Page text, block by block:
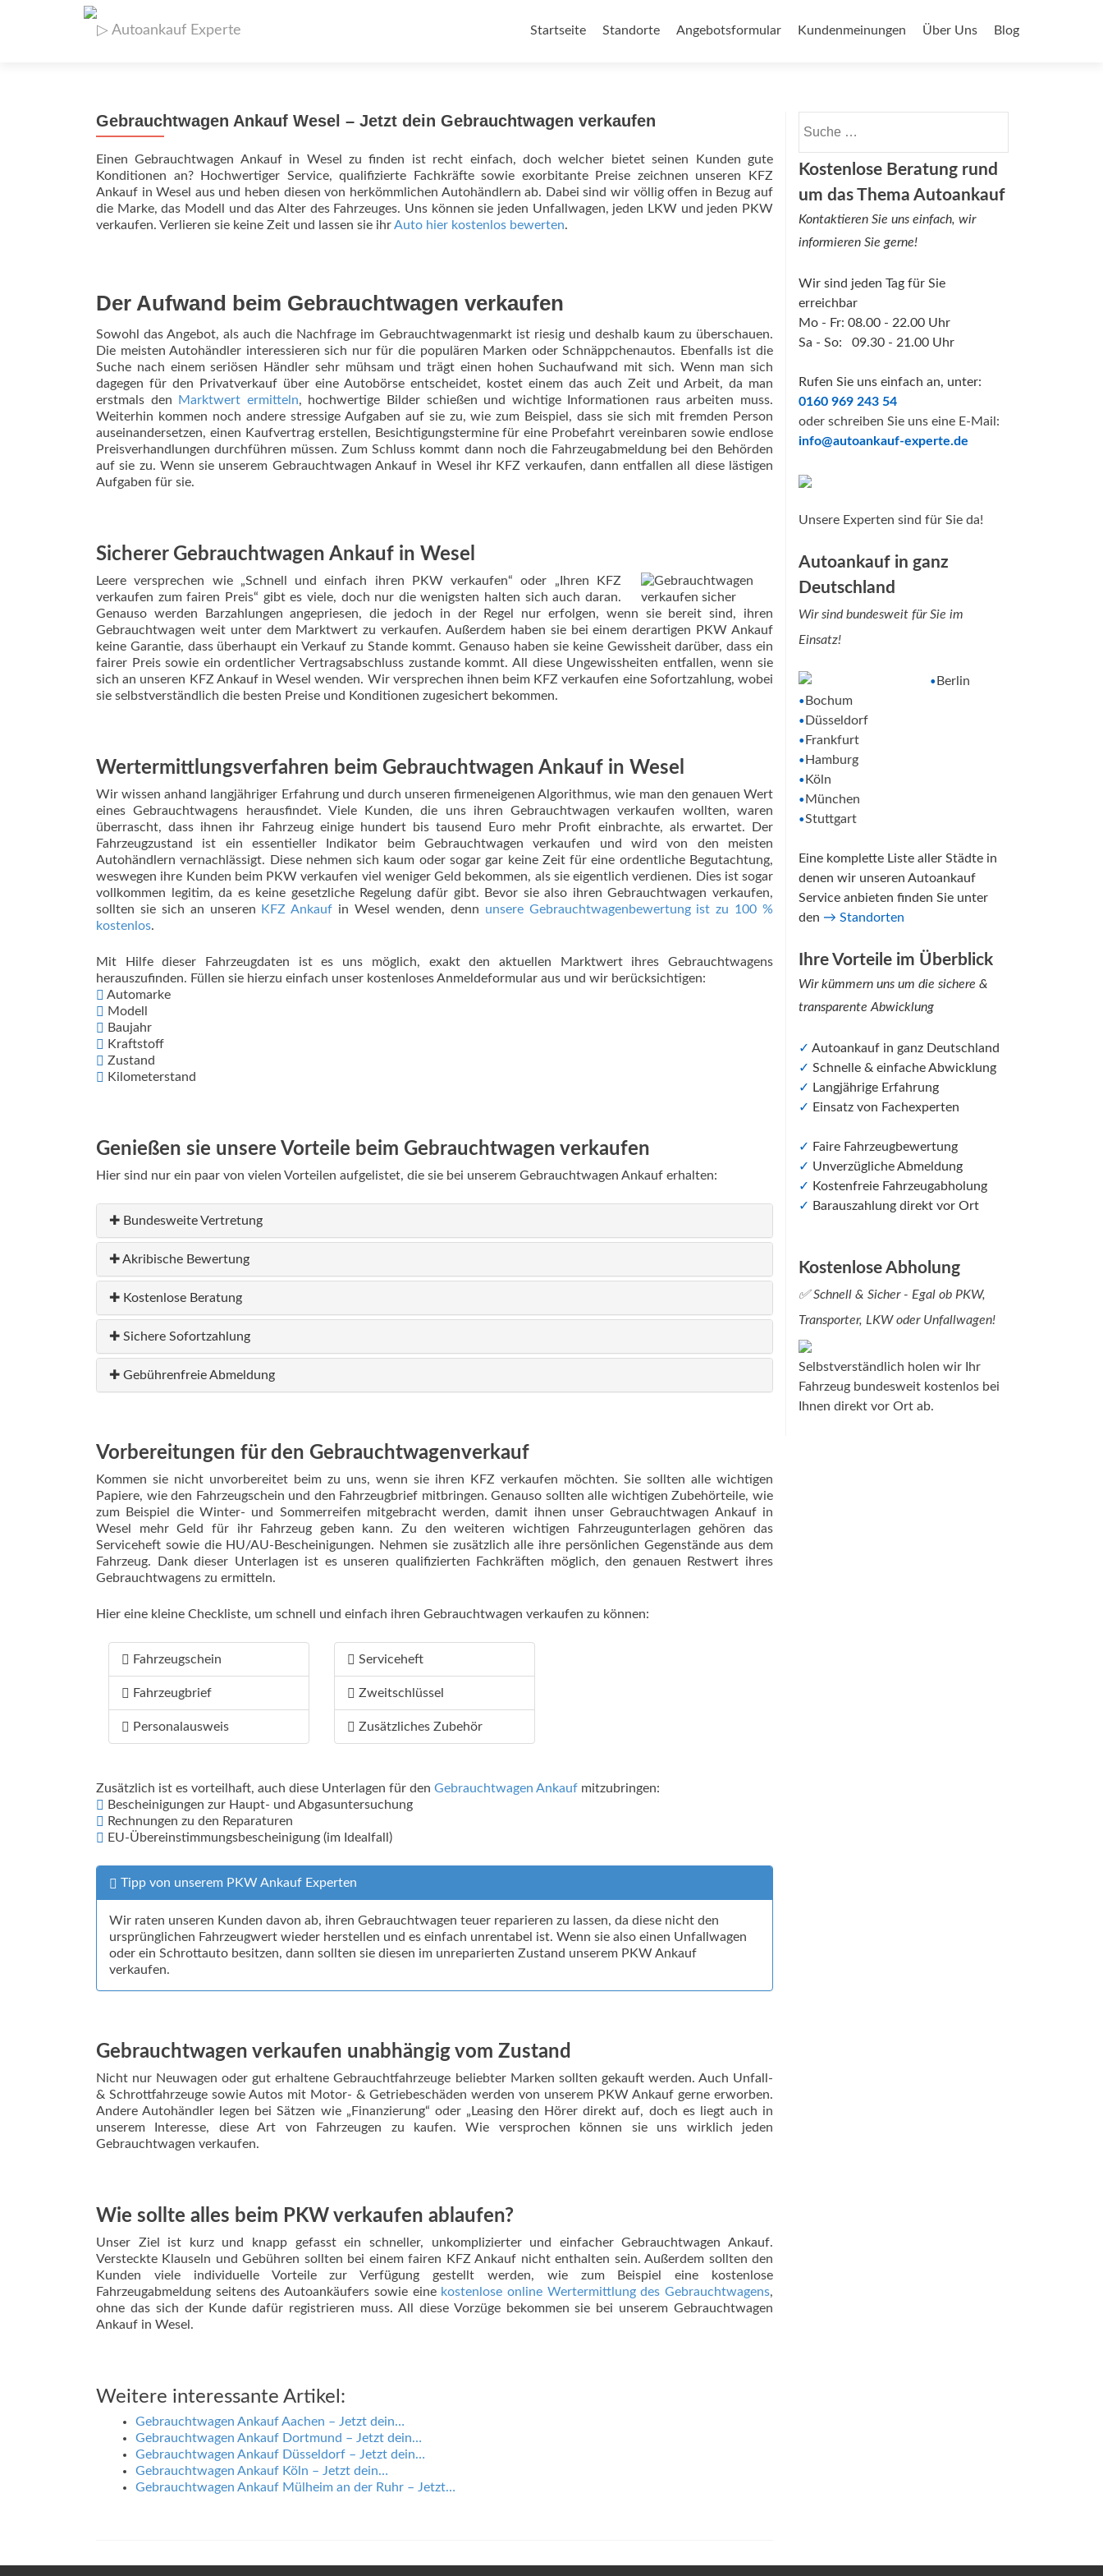
Startseite
Standorte Angebotsformular Kundenmeinungen Über Uns Blog
Gebrauchtwagen Ankauf Wesel – Jetzt dein Gebrauchtwagen verkaufen
Einen Gebrauchtwagen Ankauf in Wesel zu finden ist recht einfach, doch welcher bietet seinen Kunden gute
Konditionen an? Hochwertiger Service, qualifizierte Fachkräfte sowie exorbitante Preise zeichnen unseren KFZ
Ankauf in Wesel aus und heben diesen von herkömmlichen Autohändlern ab. Dabei sind wir völlig offen in Bezug auf
die Marke, das Modell und das Alter des Fahrzeuges. Uns können sie jeden Unfallwagen, jeden LKW und jeden PKW
verkaufen. Verlieren sie keine Zeit und lassen sie ihrAuto hier kostenlos bewerten.
Der Aufwand beim Gebrauchtwagen verkaufen
Sowohl das Angebot, als auch die Nachfrage im Gebrauchtwagenmarkt ist riesig und deshalb kaum zu überschauen.
Die meisten Autohändler interessieren sich nur für die populären Marken oder Schnäppchenautos. Ebenfalls ist die
Suche nach einem seriösen Händler sehr mühsam und trägt einen hohen Suchaufwand mit sich. Wenn man sich
dagegen für den Privatverkauf über eine Autobörse entscheidet, kostet einem das auch Zeit und Arbeit, da man
erstmals den
Marktwert ermitteln, hochwertige Bilder schießen und wichtige Informationen raus arbeiten muss.
Weiterhin kommen noch andere stressige Aufgaben auf sie zu, wie zum Beispiel, dass sie sich mit fremden Person
auseinandersetzen, einen Kaufvertrag erstellen, Besichtigungstermine für eine Probefahrt vereinbaren sowie endlose
Preisverhandlungen durchführen müssen. Zum Schluss kommt dann noch die Fahrzeugabmeldung bei den Behörden
auf sie zu. Wenn sie unserem Gebrauchtwagen Ankauf in Wesel ihr KFZ verkaufen, dann entfallen all diese lästigen
Aufgaben für sie.
Sicherer Gebrauchtwagen Ankauf in Wesel
Leere versprechen wie „Schnell und einfach ihren PKW verkaufen“ oder „Ihren KFZ
verkaufen zum fairen Preis“ gibt es viele, doch nur die wenigsten halten sich auch daran.
Genauso werden Barzahlungen angepriesen, die jedoch in der Regel nur erfolgen, wenn sie bereit sind, ihren
Gebrauchtwagen weit unter dem Marktwert zu verkaufen. Außerdem haben sie bei einem derartigen PKW Ankauf
keine Garantie, dass überhaupt ein Verkauf zu Stande kommt. Genauso haben sie keine Gewissheit darüber, dass ein
fairer Preis sowie ein ordentlicher Vertragsabschluss zustande kommt. All diese Ungewissheiten entfallen, wenn sie
sich an unseren KFZ Ankauf in Wesel wenden. Wir versprechen ihnen beim KFZ verkaufen eine Sofortzahlung, wobei
sie selbstverständlich die besten Preise und Konditionen zugesichert bekommen.
Wertermittlungsverfahren beim Gebrauchtwagen Ankauf in Wesel
Wir wissen anhand langjähriger Erfahrung und durch unseren firmeneigenen Algorithmus, wie man den genauen Wert
eines Gebrauchtwagens herausfindet. Viele Kunden, die uns ihren Gebrauchtwagen verkaufen wollten, waren
überrascht, dass ihnen ihr Fahrzeug einige hundert bis tausend Euro mehr Profit einbrachte, als erwartet. Der
Fahrzeugzustand ist ein essentieller Indikator beim Gebrauchtwagen verkaufen und wird von den meisten
Autohändlern vernachlässigt. Diese nehmen sich kaum oder sogar gar keine Zeit für eine ordentliche Begutachtung,
weswegen ihre Kunden beim PKW verkaufen viel weniger Geld bekommen, als sie eigentlich verdienen. Dies ist sogar
vollkommen legitim, da es keine gesetzliche Regelung dafür gibt. Bevor sie also ihren Gebrauchtwagen verkaufen,
sollten sie sich an unseren
KFZ Ankauf in Wesel wenden, denn unsere Gebrauchtwagenbewertung ist zu 100 %
kostenlos.
Mit Hilfe dieser Fahrzeugdaten ist es uns möglich, exakt den aktuellen Marktwert ihres Gebrauchtwagens
herauszufinden. Füllen sie hierzu einfach unser kostenloses Anmeldeformular aus und wir berücksichtigen:
Automarke
Modell
Baujahr
Kraftstoff
Zustand
Kilometerstand
Genießen sie unsere Vorteile beim Gebrauchtwagen verkaufen
Hier sind nur ein paar von vielen Vorteilen aufgelistet, die sie bei unserem Gebrauchtwagen Ankauf erhalten:
✚ Bundesweite Vertretung
✚ Akribische Bewertung
✚ Kostenlose Beratung
✚ Sichere Sofortzahlung
✚ Gebührenfreie Abmeldung
Vorbereitungen für den Gebrauchtwagenverkauf
Kommen sie nicht unvorbereitet beim zu uns, wenn sie ihren KFZ verkaufen möchten. Sie sollten alle wichtigen
Papiere, wie den Fahrzeugschein und den Fahrzeugbrief mitbringen. Genauso sollten alle wichtigen Zubehörteile, wie
zum Beispiel die Winter- und Sommerreifen mitgebracht werden, damit ihnen unser Gebrauchtwagen Ankauf in
Wesel mehr Geld für ihr Fahrzeug geben kann. Zu den weiteren wichtigen Fahrzeugunterlagen gehören das
Serviceheft sowie die HU/AU-Bescheinigungen. Nehmen sie zusätzlich alle ihre persönlichen Gegenstände aus dem
Fahrzeug. Dank dieser Unterlagen ist es unseren qualifizierten Fachkräften möglich, den genauen Restwert ihres
Gebrauchtwagens zu ermitteln.
Hier eine kleine Checkliste, um schnell und einfach ihren Gebrauchtwagen verkaufen zu können:
Fahrzeugschein
Fahrzeugbrief
Personalausweis
Serviceheft
Zweitschlüssel
Zusätzliches Zubehör
Zusätzlich ist es vorteilhaft, auch diese Unterlagen für den Gebrauchtwagen Ankauf mitzubringen:
Bescheinigungen zur Haupt- und Abgasuntersuchung
Rechnungen zu den Reparaturen
EU-Übereinstimmungsbescheinigung (im Idealfall)
Tipp von unserem PKW Ankauf Experten
Wir raten unseren Kunden davon ab, ihren Gebrauchtwagen teuer reparieren zu lassen, da diese nicht den
ursprünglichen Fahrzeugwert wieder herstellen und es einfach unrentabel ist. Wenn sie also einen Unfallwagen
oder ein Schrottauto besitzen, dann sollten sie diesen im unreparierten Zustand unserem PKW Ankauf
verkaufen.
Gebrauchtwagen verkaufen unabhängig vom Zustand
Nicht nur Neuwagen oder gut erhaltene Gebrauchtfahrzeuge beliebter Marken sollten gekauft werden. Auch Unfall-
& Schrottfahrzeuge sowie Autos mit Motor- & Getriebeschäden werden von unserem PKW Ankauf gerne erworben.
Andere Autohändler legen bei Sätzen wie „Finanzierung“ oder „Leasing den Hörer direkt auf, doch es liegt auch in
unserem Interesse, diese Art von Fahrzeugen zu kaufen. Wie versprochen können sie uns wirklich jeden
Gebrauchtwagen verkaufen.
Wie sollte alles beim PKW verkaufen ablaufen?
Unser Ziel ist kurz und knapp gefasst ein schneller, unkomplizierter und einfacher Gebrauchtwagen Ankauf.
Versteckte Klauseln und Gebühren sollten bei einem fairen KFZ Ankauf nicht enthalten sein. Außerdem sollten den
Kunden viele individuelle Vorteile zur Verfügung gestellt werden, wie zum Beispiel eine kostenlose
Fahrzeugabmeldung seitens des Autoankäufers sowie eine kostenlose online Wertermittlung des Gebrauchtwagens,
ohne das sich der Kunde dafür registrieren muss. All diese Vorzüge bekommen sie bei unserem Gebrauchtwagen
Ankauf in Wesel.
Weitere interessante Artikel:
Gebrauchtwagen Ankauf Aachen – Jetzt dein…
Gebrauchtwagen Ankauf Dortmund – Jetzt dein…
Gebrauchtwagen Ankauf Düsseldorf – Jetzt dein…
Gebrauchtwagen Ankauf Köln – Jetzt dein…
Gebrauchtwagen Ankauf Mülheim an der Ruhr – Jetzt…
Kostenlose Beratung rund
um das Thema Autoankauf
Kontaktieren Sie uns einfach, wir
informieren Sie gerne!
Wir sind jeden Tag für Sie
erreichbar
Mo - Fr: 08.00 - 22.00 Uhr
Sa - So: 09.30 - 21.00 Uhr
Rufen Sie uns einfach an, unter:
0160 969 243 54
oder schreiben Sie uns eine E-Mail:
info@autoankauf-experte.de
Unsere Experten sind für Sie da!
Autoankauf in ganz
Deutschland
Wir sind bundesweit für Sie im
Einsatz!
• Berlin
• Bochum
• Düsseldorf
• Frankfurt
• Hamburg
• Köln
• München
•Stuttgart
Eine komplette Liste aller Städte in
denen wir unseren Autoankauf
Service anbieten finden Sie unter
den → Standorten
Ihre Vorteile im Überblick
Wir kümmern uns um die sichere &
transparente Abwicklung
✓ Autoankauf in ganz Deutschland
✓ Schnelle & einfache Abwicklung
✓ Langjährige Erfahrung
✓ Einsatz von Fachexperten
✓ Faire Fahrzeugbewertung
✓ Unverzügliche Abmeldung
✓ Kostenfreie Fahrzeugabholung
✓ Barauszahlung direkt vor Ort
Kostenlose Abholung
✅ Schnell & Sicher - Egal ob PKW,
Transporter, LKW oder Unfallwagen!
Selbstverständlich holen wir Ihr
Fahrzeug bundesweit kostenlos bei
Ihnen direkt vor Ort ab.